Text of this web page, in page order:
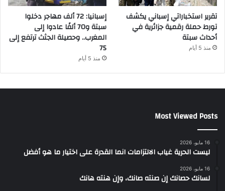
تقرير استخباراتي إسباني يكشف
تورط حملة رقمية جزائرية في
أحداث سبتة
منذ 5 أيام
إسبانيا: 72 ألف مهاجر دخلوا
سبتة و70 ألفًا عادوا إلى
المغرب.. وحصيلة الجثث ترتفع إلى
75
منذ 5 أيام
Most Viewed Posts
16 مايو، 2026
ليست الحرية غياب الالتزامات انما القدرة على اختيار ما هو أفضل
16 مايو، 2026
لسانك حصانك إن صنته صانك، وإن هنته هانك